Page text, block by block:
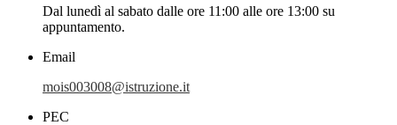
Dal lunedì al sabato dalle ore 11:00 alle ore 13:00 su
appuntamento.
Email
mois003008@istruzione.it
PEC